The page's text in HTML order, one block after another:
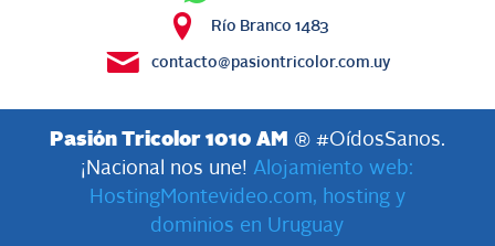
Río Branco 1483
contacto@pasiontricolor.com.uy
Pasión Tricolor 1010 AM
® #OídosSanos.
¡Nacional nos une! Alojamiento web:
HostingMontevideo.com, hosting y
dominios en Uruguay